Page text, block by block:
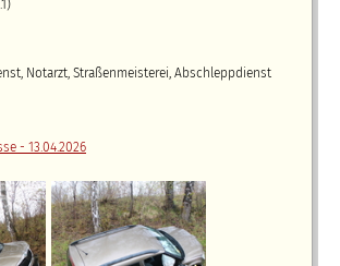
Notarzt, Straßenmeisterei, Abschleppdienst
- 13.04.2026